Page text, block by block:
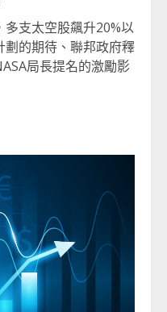
支太空股飆升20%以
劃的期待、聯邦政府釋
局長提名的激勵影